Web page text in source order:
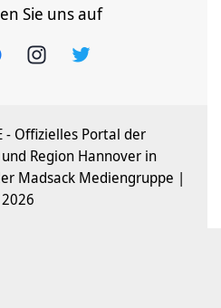
Sie uns auf
- Offizielles Portal der
Region Hannover in
Madsack Mediengruppe |
2026